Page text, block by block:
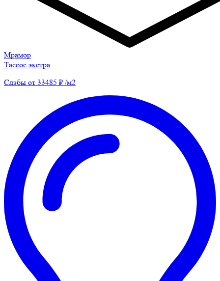
Мрамор
Тассос экстра
Слэбы от 33485 ₽ /м2